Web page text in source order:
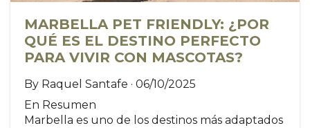
MARBELLA PET FRIENDLY: ¿POR
QUÉ ES EL DESTINO PERFECTO
PARA VIVIR CON MASCOTAS?
By Raquel Santafe · 06/10/2025
En Resumen
Marbella es uno de los destinos más adaptados